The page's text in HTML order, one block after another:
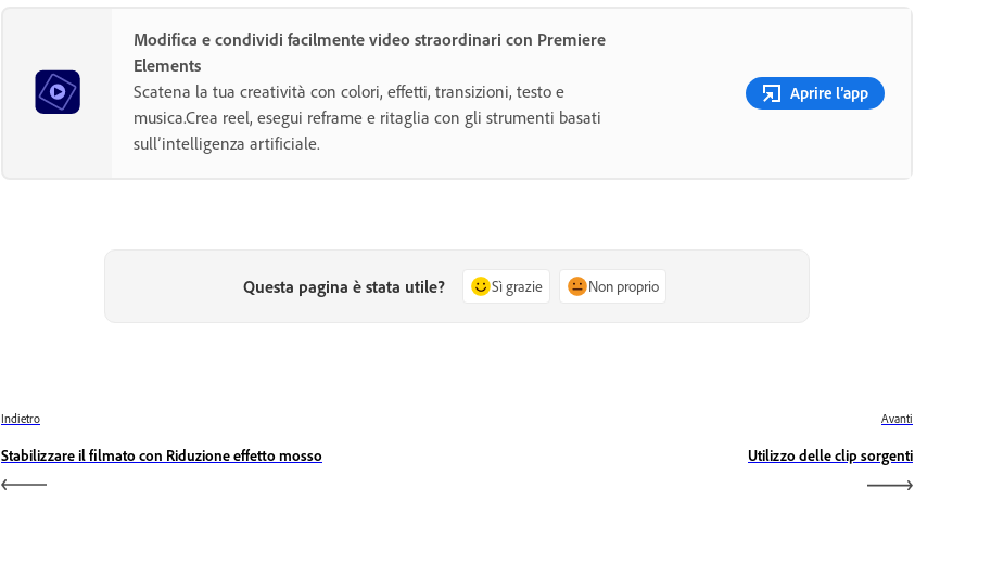
Modifica e condividi facilmente video straordinari con Premiere
Elements
Scatena la tua creatività con colori, effetti, transizioni, testo e
musica.Crea reel, esegui reframe e ritaglia con gli strumenti basati
sull’intelligenza artificiale.
Aprire l’app
Questa pagina è stata utile? Sì grazie Non proprio
Indietro
Stabilizzare il filmato con Riduzione effetto mosso
Avanti
Utilizzo delle clip sorgenti